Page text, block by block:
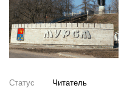
Статус
Читатель